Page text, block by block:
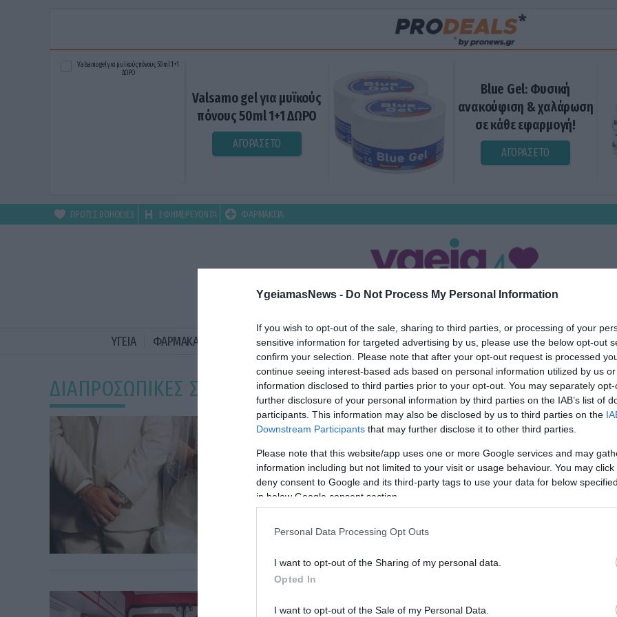
YgeiamasNews - Do Not Process My Personal Information
If you wish to opt-out of the sale, sharing to third parties, or processing of your
sensitive information for targeted advertising by us, please use the below opt-out
confirm your selection. Please note that after your opt-out request is processed
continue seeing interest-based ads based on personal information utilized by us
information disclosed to third parties prior to your opt-out. You may separately
further disclosure of your personal information by third parties on the IAB’s list of
participants. This information may also be disclosed by us to third parties on the
Downstream Participants that may further disclose it to other third parties.
Please note that this website/app uses one or more Google services and may
information including but not limited to your visit or usage behaviour. You may
deny consent to Google and its third-party tags to use your data for below
in below Google consent section.
Personal Data Processing Opt Outs
I want to opt-out of the Sharing of my personal data.
Opted In
I want to opt-out of the Sale of my Personal Data.
Valsamo gel για μυϊκούς
πόνους 50ml 1+1 ΔΩΡΟ
ΑΓΟΡΑΣΕ ΤΟ
Blue Gel: Φυσική
ανακούφιση & χαλάρωση
σε κάθε εφαρμογή!
ΑΓΟΡΑΣΕ ΤΟ
ΠΡΩΤΕΣ ΒΟΗΘΕΙΕΣ ΕΦΗΜΕΡΕΥΟΝΤΑ ΦΑΡΜΑΚΕΙΑ
ΥΓΕΙΑ ΦΑΡΜΑΚΑ ΔΙΑΤΡΟΦΗ ΑΣΘΕΝΕΙΕΣ ΨΥΧΟΛΟΓΙΑ ΣΕΞ ΟΜΟΙΟΠΑΘΗΤΙΚΗ
ΔΙΑΠΡΟΣΩΠΙΚΕΣ ΣΧΕΣΕΙΣ
ΥΓΕΙΑ
Ο γάμος κάνει καλό στα…οστά!
Πέρα από γερά νεύρα, όπως φαίνεται ο γάμος οδηγεί και σε
οστά. Αυτό υποστηρίζει νέα μελέτη της Ιατρικής Σχολής του
Πανεπιστημίου της Καλιφόρνιας, στις ΗΠΑ. Όπως είδαν οι
επιστήμονες και δημοσιεύει το Βήμα, κάτι τέτοιο ισχύει στην
ετών και δεν έχουν χωρίσει, ή διατηρούν […]
Οι φύλακες άγγελοι που βοηθάνε όσους έχουν